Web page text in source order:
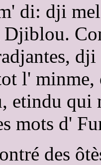
di: dji
l' minme,
etindu qui
mots d'
des